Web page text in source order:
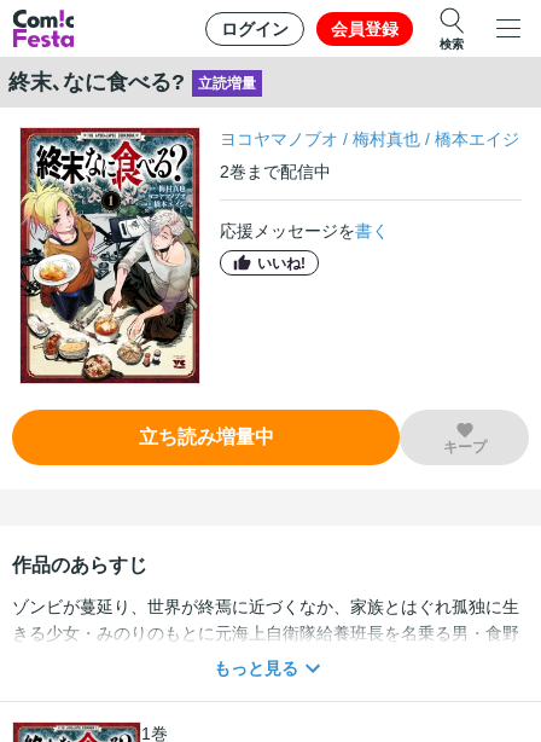
ログイン 会員登録
検索
終末､なに食べる? 立読増量
ヨコヤマノブオ /梅村真也 /橋本エイジ
2巻 まで配信中
応援メッセージを書く
いいね!
立ち読み増量中 キープ
作品のあらすじ
ゾンビが蔓延り、世界が終焉に近づくなか、家族とはぐれ孤独に生
きる少女・みのりのもとに元海上自衛隊給養班長を名乗る男・食野
が現れる。 彼はみのりに対し、おいしい「バターチキンカレー」を
もっと見る
1巻